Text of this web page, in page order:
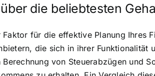
die beliebtesten
Faktor für die effektive Planung Ihres
die sich in ihrer Funktionalität
von Steuerabzügen und